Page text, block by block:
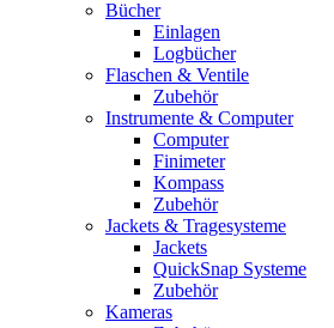
Bücher
Einlagen
Logbücher
Flaschen & Ventile
Zubehör
Instrumente & Computer
Computer
Finimeter
Kompass
Zubehör
Jackets & Tragesysteme
Jackets
QuickSnap Systeme
Zubehör
Kameras